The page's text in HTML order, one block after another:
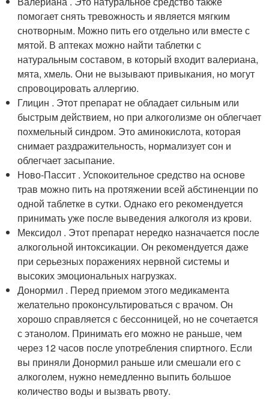
помогает снять тревожность и является мягким
снотворным. Можно пить его отдельно или вместе с
мятой. В аптеках можно найти таблетки с
натуральным составом, в который входит валериана,
мята, хмель. Они не вызывают привыкания, но могут
спровоцировать аллергию.
Глицин . Этот препарат не обладает сильным или
быстрым действием, но при алкоголизме он облегчает
похмельный синдром. Это аминокислота, которая
снимает раздражительность, нормализует сон и
облегчает засыпание.
Ново-Пассит . Успокоительное средство на основе
трав можно пить на протяжении всей абстиненции по
одной таблетке в сутки. Однако его рекомендуется
принимать уже после выведения алкоголя из крови.
Мексидол . Этот препарат нередко назначается после
алкогольной интоксикации. Он рекомендуется даже
при серьезных поражениях нервной системы и
высоких эмоциональных нагрузках.
Донормил . Перед приемом этого медикамента
желательно проконсультироваться с врачом. Он
хорошо справляется с бессонницей, но не сочетается
с этанолом. Принимать его можно не раньше, чем
через 12 часов после употребления спиртного. Если
вы приняли Донормил раньше или смешали его с
алкоголем, нужно немедленно выпить большое
количество воды и вызвать рвоту.